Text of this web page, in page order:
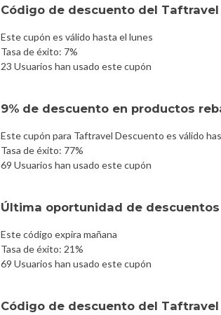
Código de descuento del
Este cupón es válido hasta el lunes
Tasa de éxito: 7%
23 Usuarios han usado este cupón
9% de descuento en productos
Este cupón para Taftravel Descuento es válido
Tasa de éxito: 77%
69 Usuarios han usado este cupón
Última oportunidad de
Este código expira mañana
Tasa de éxito: 21%
69 Usuarios han usado este cupón
Código de descuento del